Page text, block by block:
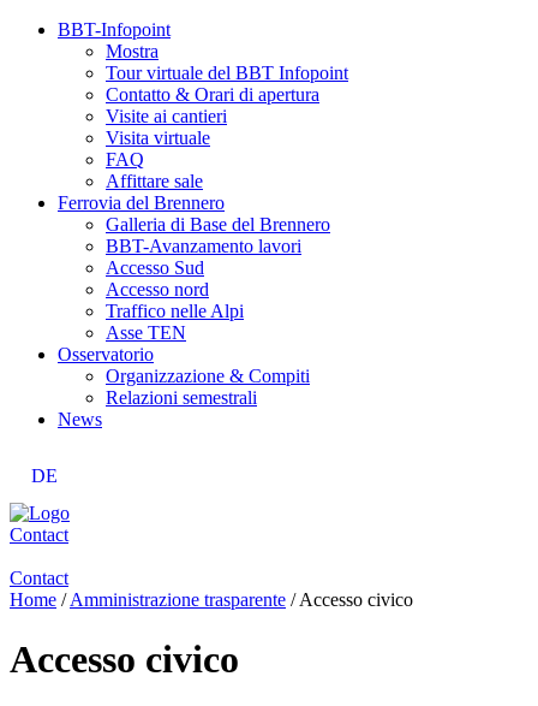
BBT-Infopoint
Mostra
Tour virtuale del BBT Infopoint
Contatto & Orari di apertura
Visite ai cantieri
Visita virtuale
FAQ
Affittare sale
Ferrovia del Brennero
Galleria di Base del Brennero
BBT-Avanzamento lavori
Accesso Sud
Accesso nord
Traffico nelle Alpi
Asse TEN
Osservatorio
Organizzazione & Compiti
Relazioni semestrali
News
DE
Contact
Contact
Home /Amministrazione trasparente /Accesso civico
Accesso civico